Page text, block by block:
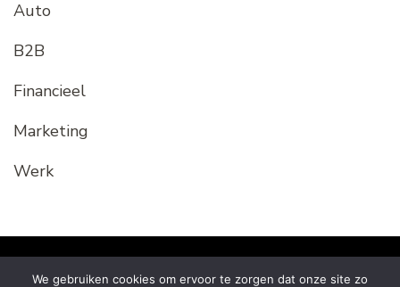
Auto
B2B
Financieel
Marketing
Werk
We gebruiken cookies om ervoor te zorgen dat onze site zo